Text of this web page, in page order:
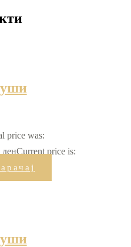
price was:
денCurrent price is: